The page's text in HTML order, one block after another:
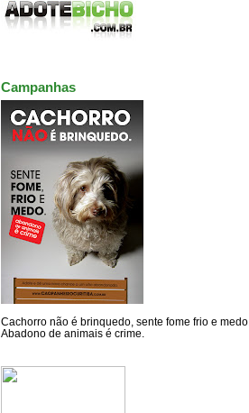
Campanhas
Cachorro não é brinquedo, sente fome frio e medo.
Abadono de animais é crime.